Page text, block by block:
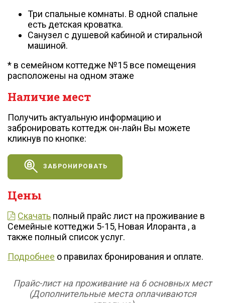
Три спальные комнаты. В одной спальне
есть детская кроватка.
Санузел с душевой кабиной и стиральной
машиной.
* в семейном коттедже №15 все помещения
расположены на одном этаже
Наличие мест
Получить актуальную информацию и
забронировать коттедж он-лайн Вы можете
кликнув по кнопке:
ЗАБРОНИРОВАТЬ
Цены
Скачать полный прайс лист на проживание в
Семейные коттеджи 5-15, Новая Илоранта , а
также полный список услуг.
Подробнее о правилах бронирования и оплате.
Прайс-лист на проживание на 6 основных мест
(Дополнительные местаоплачиваются